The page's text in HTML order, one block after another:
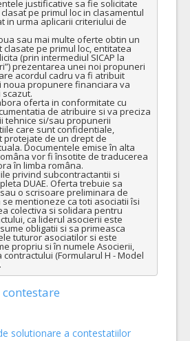
justificative sa fie solicitate
pe primul loc in clasamentul
in urma aplicarii criteriului de
sau mai multe oferte obtin un
clasate pe primul loc, entitatea
(prin intermediul SICAP la
prezentarea unei noi propuneri
acordul cadru va fi atribuit
noua propunere financiara va
oferta in conformitate cu
de atribuire si va preciza
tehnice si/sau propunerii
care sunt confidentiale,
protejate de un drept de
Documentele emise în alta
vor fi însotite de traducerea
în limba româna.
DUAE. Oferta trebuie sa
o scrisoare preliminara de
mentioneze ca toti asociatii îsi
colectiva si solidara pentru
ca liderul asocierii este
obligatii si sa primeasca
tuturor asociatilor si este
propriu si în numele Asocierii,
(Formularul H - Model
solutionare a contestatiilor